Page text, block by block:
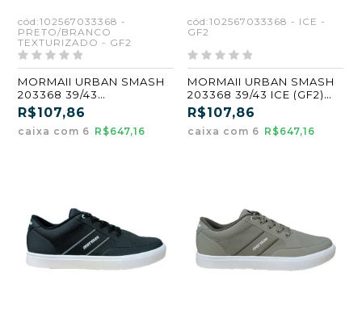
cód:102567033368 -
PRETO/BRANCO
TEXTURIZADO - GF2
MORMAII URBAN SMASH
203368 39/43
PRETO/BRANCO
TEXTURIZADO (GF2) (CX6)
R$107,86
caixa com 6 R$647,16
cód:102567033368 - ICE -
GF2
MORMAII URBAN SMASH
203368 39/43 ICE (GF2)
(CX6)
R$107,86
caixa com 6 R$647,16